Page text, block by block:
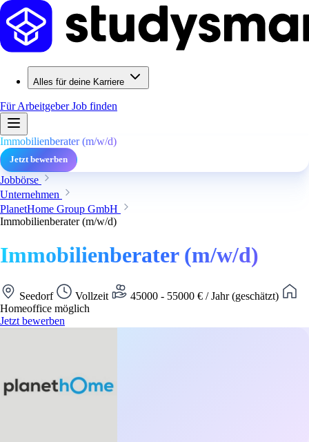
Alles für deine Karriere
Für ArbeitgeberJob finden
Immobilienberater (m/w/d)
Jetzt bewerben
Jobbörse
Unternehmen
PlanetHome Group GmbH
Immobilienberater (m/w/d)
Immobilienberater (m/w/d)
Seedorf Vollzeit
45000 - 55000 € / Jahr (geschätzt)
Homeoffice möglich
Jetzt bewerben